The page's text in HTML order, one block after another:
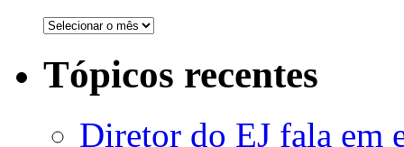
Tópicos recentes
Diretor do EJ fala em